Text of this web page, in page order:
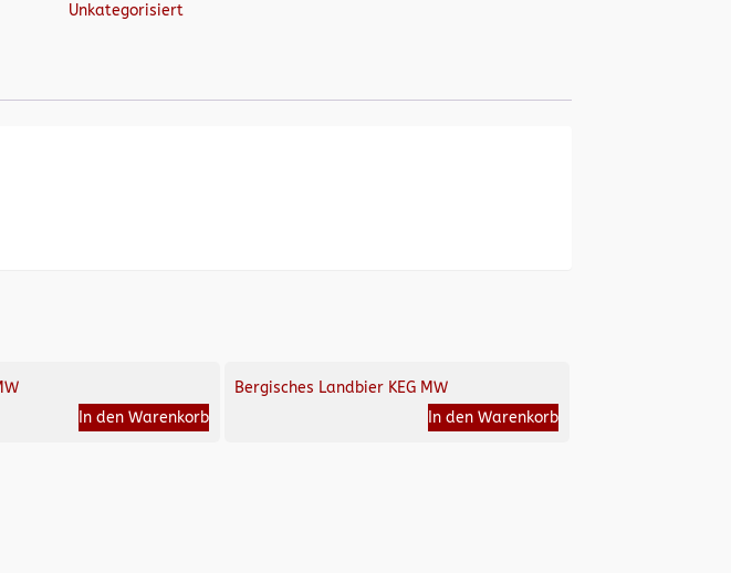
Unkategorisiert
In den Warenkorb
Bergisches Landbier KEG MW
In den Warenkorb